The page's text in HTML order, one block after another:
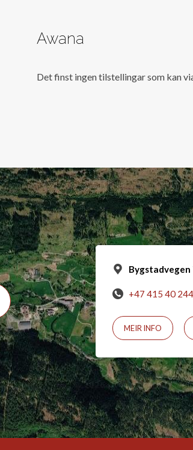
Awana
Det finst ingen tilstellingar som kan
Bygstadvegen
+47 415 40
MEIR INFO